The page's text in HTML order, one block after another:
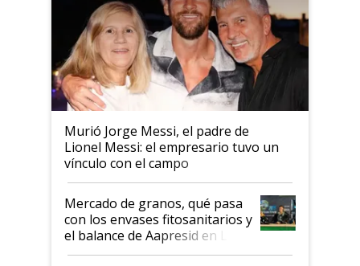
Murió Jorge Messi, el padre de
Lionel Messi: el empresario tuvo un
vínculo con el campo
Mercado de granos, qué pasa
con los envases fitosanitarios y
el balance de Aapresid en La
Posta